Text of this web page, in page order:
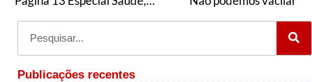
Publicações recentes